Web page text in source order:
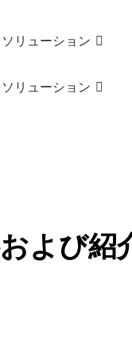
ソリューション
ソリューション
よび紹